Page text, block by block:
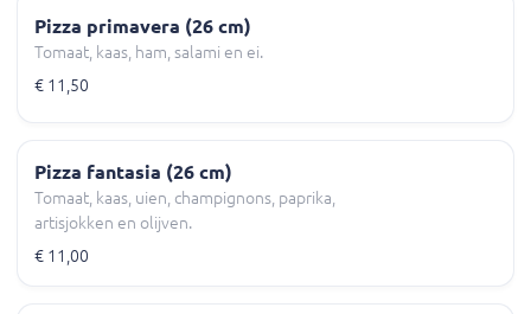
Pizza primavera (26 cm)
Tomaat, kaas, ham, salami en ei.
€ 11,50
Pizza fantasia (26 cm)
Tomaat, kaas, uien, champignons, paprika,
artisjokken en olijven.
€ 11,00